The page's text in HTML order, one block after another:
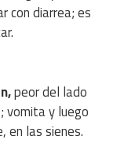
con diarrea; es
peor del lado
vomita y luego
en las sienes.